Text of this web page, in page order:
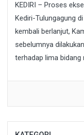
KEDIRI – Proses
Kediri-Tulungagung
kembali berlanjut,
sebelumnya
terhadap lima bidang